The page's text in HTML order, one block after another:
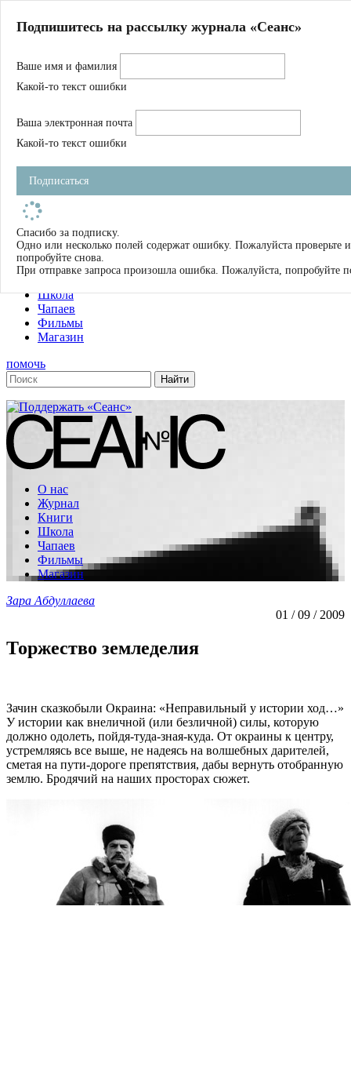
Магазин
Журнал
Школа
Устав
Фильмы
Имена
Тэги
О нас
Журнал
Книги
Школа
Чапаев
Фильмы
Магазин
помочь
О нас
Журнал
Книги
Школа
Чапаев
Фильмы
Магазин
Зара Абдуллаева
01 / 09 / 2009
Торжество земледелия
Зачин сказкобыли Окраина: «Неправильный у истории ход…»
У истории как внеличной (или безличной) силы, которую
должно одолеть, пойдя-туда-зная-куда. От окраины к центру,
устремляясь все выше, не надеясь на волшебных дарителей,
сметая на пути-дороге препятствия, дабы вернуть отобранную
землю. Бродячий на наших просторах сюжет.
Подпишитесь на рассылку журнала «Сеанс»
Ваше имя и фамилия
Какой-то текст ошибки
Ваша электронная почта
Какой-то текст ошибки
Подписаться
Спасибо за подписку.
Одно или несколько полей содержат ошибку. Пожалуйста проверьте и
попробуйте снова.
При отправке запроса произошла ошибка. Пожалуйста, попробуйте